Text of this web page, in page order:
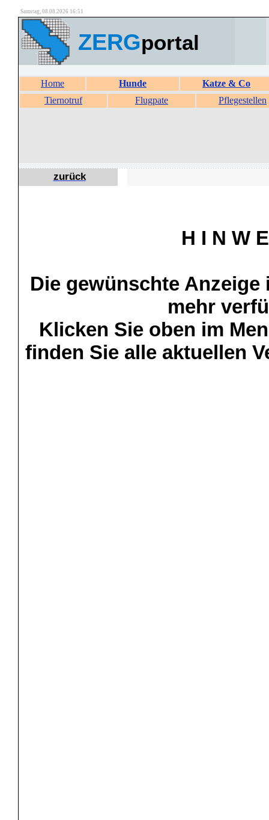
Samstag, 08.08.2026 16:51
ZERGportal
Home Hunde
Katze & Co
Tiernotruf
Flugpate Pflegestellen
zurück
H I N W
Die gewünschte
mehr
Klicken Sie oben im
finden Sie alle aktuellen